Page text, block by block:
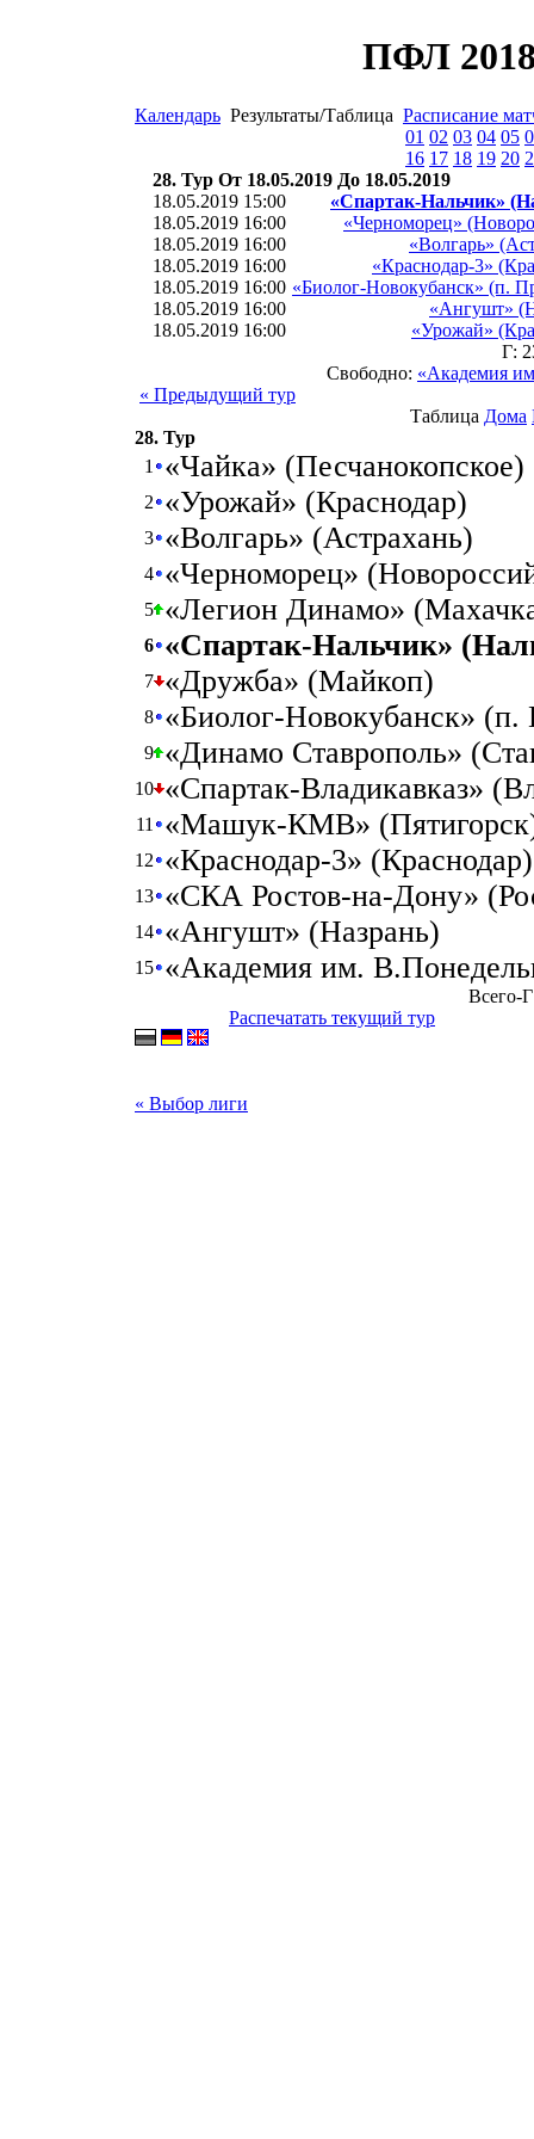
ПФЛ
Календарь Результаты/Таблица Расписание
01 02 03 04 05
16 17 18 19 20
28. Тур От 18.05.2019 До 18.05.2019
18.05.2019 15:00
«Спартак-Нальчик»
18.05.2019 16:00
«Черноморец»
18.05.2019 16:00
«Волгарь»
18.05.2019 16:00
«Краснодар-3»
18.05.2019 16:00 «Биолог-Новокубанск» (п.
18.05.2019 16:00
«Ангушт»
18.05.2019 16:00
«Урожай»
Г:
Свободно: «Академия
« Предыдущий тур
Таблица Дома
28. Тур
1
«Чайка» (Песчанокопское)
2 «Урожай» (Краснодар)
3 «Волгарь» (Астрахань)
4 «Черноморец»
5 «Легион Динамо»
6 «Спартак-Нальчик»
7 «Дружба» (Майкоп)
8 «Биолог-Новокубанск» (п.
9 «Динамо Ставрополь»
10 «Спартак-Владикавказ»
11 «Машук-КМВ»
12 «Краснодар-3» (Краснодар)
13 «СКА Ростов-на-Дону»
14 «Ангушт» (Назрань)
15 «Академия им.
Распечатать текущий тур
« Выбор лиги